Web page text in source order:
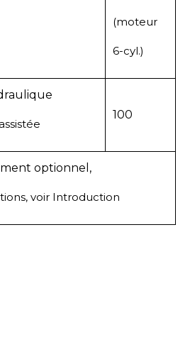
(moteur
6-cyl.)
100
optionnel,
voir Introduction